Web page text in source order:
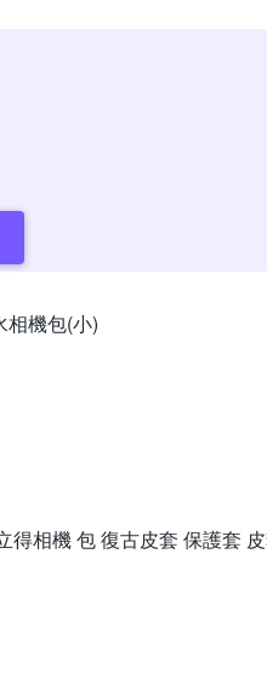
相機包(小)
得相機 包 復古皮套 保護套